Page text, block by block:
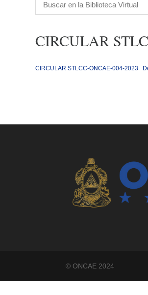
CIRCULAR
CIRCULAR STLCC-ONCAE-004-2023
©️ ONCAE 2024